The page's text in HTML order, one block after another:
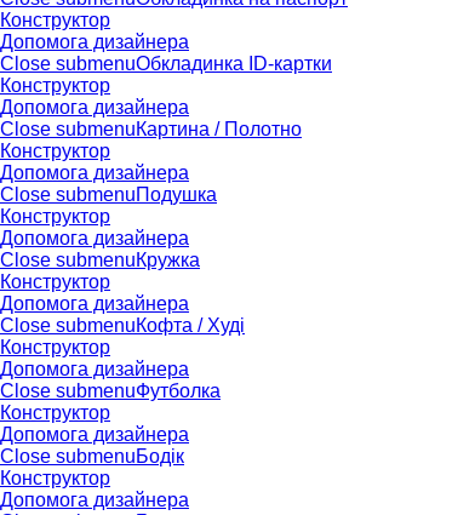
Конструктор
Допомога дизайнера
Close submenuОбкладинка ID-картки
Конструктор
Допомога дизайнера
Close submenuКартина / Полотно
Конструктор
Допомога дизайнера
Close submenuПодушка
Конструктор
Допомога дизайнера
Close submenuКружка
Конструктор
Допомога дизайнера
Close submenuКофта / Худі
Конструктор
Допомога дизайнера
Close submenuФутболка
Конструктор
Допомога дизайнера
Close submenuБодік
Конструктор
Допомога дизайнера